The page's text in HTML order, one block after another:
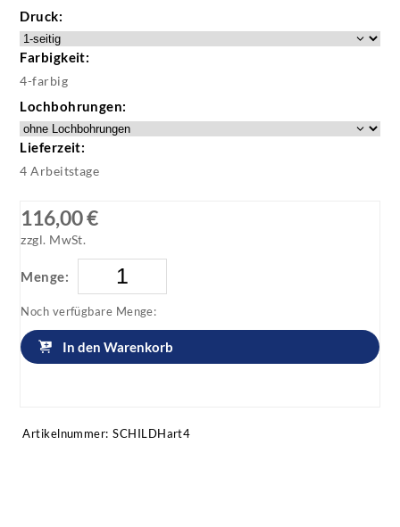
Druck:
Farbigkeit:
4-farbig
Lochbohrungen:
Lieferzeit:
4 Arbeitstage
116,00 €
zzgl. MwSt.
Menge:
Noch verfügbare Menge:
In den Warenkorb
Artikelnummer: SCHILDHart4